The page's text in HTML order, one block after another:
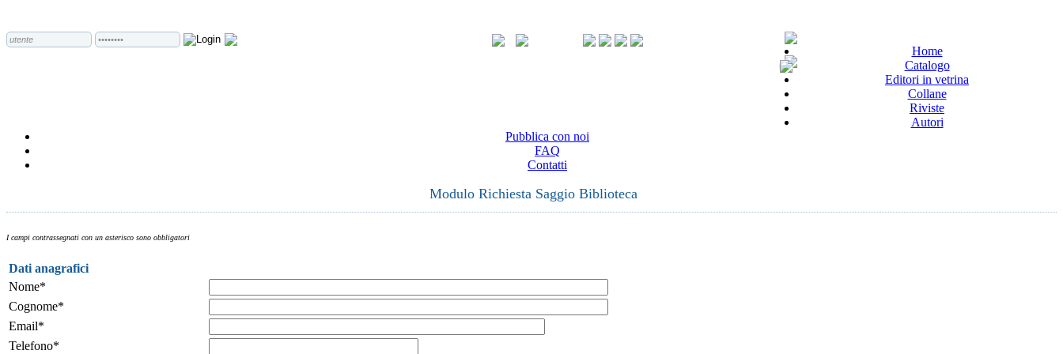
Home
Catalogo
Editori in vetrina
Collane
Riviste
Autori
Pubblica con noi
FAQ
Contatti
Modulo Richiesta Saggio Biblioteca
I campi contrassegnati con un asterisco sono obbligatori
Dati anagrafici
Nome*
Cognome*
Email*
Telefono*